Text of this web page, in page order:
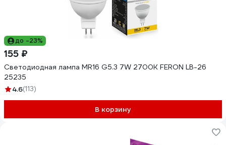
до -23%
155 ₽
Светодиодная лампа MR16 G5.3 7W 2700K FERON LB-26
25235
4.6(113)
В корзину